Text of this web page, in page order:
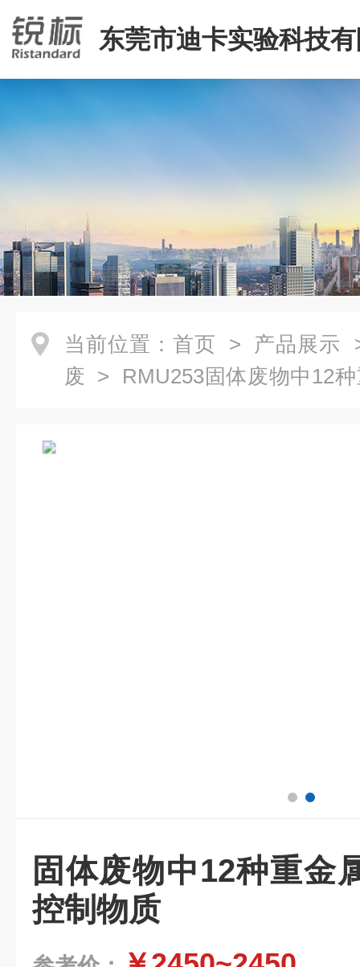
东莞市迪卡实验科技
当前位置： 首页 > 产品展示
废 > RMU253固体废物中12
固体废物中12种重金
控制物质